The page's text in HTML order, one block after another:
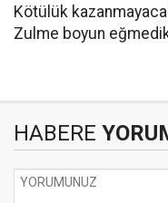
Kötülük
Zulme boyun
HABERE